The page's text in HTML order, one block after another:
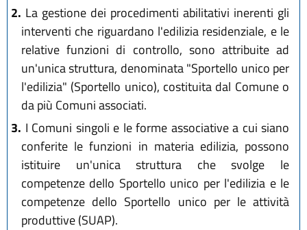
2. La gestione dei procedimenti abilitativi inerenti gli
interventi che riguardano l'edilizia residenziale, e le
relative funzioni di controllo, sono attribuite ad
un'unica struttura, denominata "Sportello unico per
l'edilizia" (Sportello unico), costituita dal Comune o
da più Comuni associati.
3. I Comuni singoli e le forme associative a cui siano
conferite le funzioni in materia edilizia, possono
istituire un'unica struttura che svolge le
competenze dello Sportello unico per l'edilizia e le
competenze dello Sportello unico per le attività
produttive (SUAP).